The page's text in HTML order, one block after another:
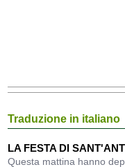
Traduzione in italiano
LA FESTA DI
Questa mattina hanno